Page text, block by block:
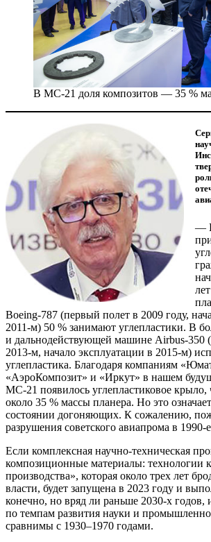
В МС‑21 доля композитов — 35 %
—
Boeing-787 (первый полет в 2009 году,
2011-м) 50 % занимают углепластики. В
и дальнодействующей машине Airbus-350
2013-м, начало эксплуатации в 2015-м)
углепластика. Благодаря компаниям
«АэроКомпозит» и «Иркут» в нашем
МС-21 появилось углепластиковое крыло,
около 35 % массы планера. Но это
состоянии догоняющих. К сожалению,
разрушения советского авиапрома в
Если комплексная научно-техническая
композиционные материалы: технологии
производства», которая около трех лет
власти, будет запущена в 2023 году и
конечно, но вряд ли раньше 2030-х годов,
по темпам развития науки и
сравнимы с 1930–1970 годами.